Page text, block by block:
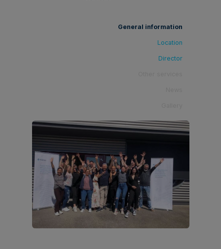
General information
Location
Director